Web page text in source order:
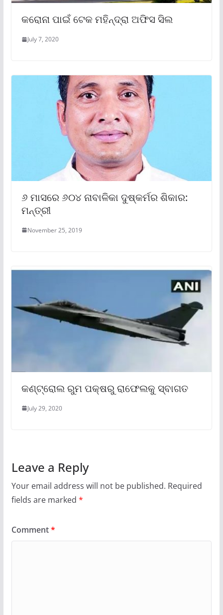
କରୋନା ପାଇଁ ଟେକ ମହିନ୍ଦ୍ରା ଅଫିସ ସିଲ
July 7, 2020
୬ ମାସରେ ୬୦୪ ନାବାଳିକା ଦୁଷ୍କର୍ମର ଶିକାର:
ମନ୍ତ୍ରୀ
November 25, 2019
କଣ୍ଟ୍ରୋଲ ରୁମ ପକ୍ଷରୁ ରାଫେଲକୁ ସ୍ବାଗତ
July 29, 2020
Leave a Reply
Your email address will not be published. Required
fields are marked *
Comment*